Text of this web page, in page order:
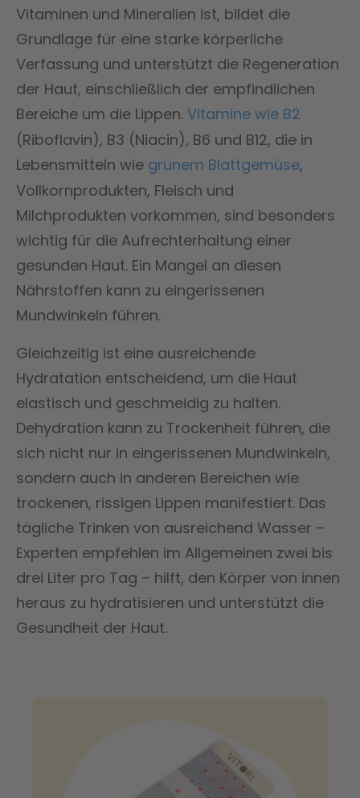
Vitaminen und Mineralien ist, bildet die
Grundlage für eine starke körperliche
Verfassung und unterstützt die Regeneration
der Haut, einschließlich der empfindlichen
Bereiche um die Lippen. Vitamine wie B2
(Riboflavin), B3 (Niacin), B6 und B12, die in
Lebensmitteln wie grünem Blattgemüse,
Vollkornprodukten, Fleisch und
Milchprodukten vorkommen, sind besonders
wichtig für die Aufrechterhaltung einer
gesunden Haut. Ein Mangel an diesen
Nährstoffen kann zu eingerissenen
Mundwinkeln führen.
Gleichzeitig ist eine ausreichende
Hydratation entscheidend, um die Haut
elastisch und geschmeidig zu halten.
Dehydration kann zu Trockenheit führen, die
sich nicht nur in eingerissenen Mundwinkeln,
sondern auch in anderen Bereichen wie
trockenen, rissigen Lippen manifestiert. Das
tägliche Trinken von ausreichend Wasser –
Experten empfehlen im Allgemeinen zwei bis
drei Liter pro Tag – hilft, den Körper von innen
heraus zu hydratisieren und unterstützt die
Gesundheit der Haut.